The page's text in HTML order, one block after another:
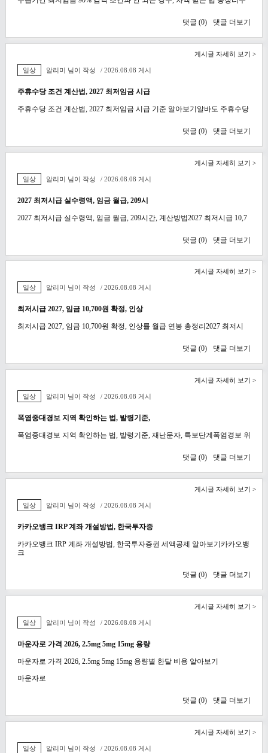
댓글 더보기
댓글 (0)
일상 알리미 님이 작성 / 2026.08.08 게시
주휴수당 조건 계산법, 2027 최저임금 시급
주휴수당 조건 계산법, 2027 최저임금 시급 기준 알아보기알바도 주휴수당
댓글 더보기
댓글 (0)
게시글 자세히 보기 >
일상 알리미 님이 작성 / 2026.08.08 게시
2027 최저시급 실수령액, 임금 월급, 209시
2027 최저시급 실수령액, 임금 월급, 209시간, 계산방법2027 최저시급 10,7
댓글 더보기
댓글 (0)
게시글 자세히 보기 >
일상 알리미 님이 작성 / 2026.08.08 게시
최저시급 2027, 임금 10,700원 확정, 인상
최저시급 2027, 임금 10,700원 확정, 인상률 월급 연봉 총정리2027 최저시
댓글 더보기
댓글 (0)
게시글 자세히 보기 >
일상 알리미 님이 작성 / 2026.08.08 게시
폭염중대경보 지역 확인하는 법, 발령기준,
폭염중대경보 지역 확인하는 법, 발령기준, 재난문자, 특보단계폭염경보 위
댓글 더보기
댓글 (0)
게시글 자세히 보기 >
일상 알리미 님이 작성 / 2026.08.08 게시
카카오뱅크 IRP 계좌 개설방법, 한국투자증
카카오뱅크 IRP 계좌 개설방법, 한국투자증권 세액공제 알아보기카카오뱅
크
댓글 더보기
댓글 (0)
게시글 자세히 보기 >
일상 알리미 님이 작성 / 2026.08.08 게시
마운자로 가격 2026, 2.5mg 5mg 15mg 용량
마운자로 가격 2026, 2.5mg 5mg 15mg 용량별 한달 비용 알아보기
마운자로
댓글 더보기
댓글 (0)
게시글 자세히 보기 >
일상 알리미 님이 작성 / 2026.08.08 게시
게시글 자세히 보기 >